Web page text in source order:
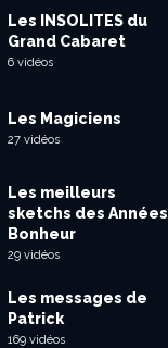
Les INSOLITES du
Grand Cabaret
6 vidéos
Les Magiciens
27 vidéos
Les meilleurs
sketchs des Années
Bonheur
29 vidéos
Les messages de
Patrick
169 vidéos